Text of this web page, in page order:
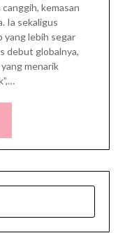
kemasan
Ia sekaligus
yang lebih segar
debut globalnya,
menarik